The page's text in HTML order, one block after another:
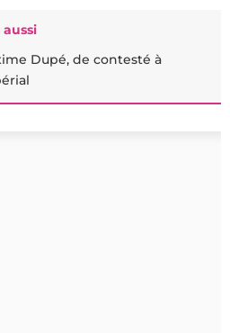
aussi
Dupé, de contesté à